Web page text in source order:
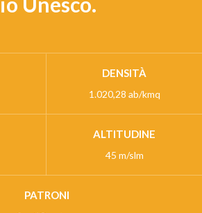
DENSITÀ
1.020,28 ab/kmq
ALTITUDINE
45 m/slm
PATRONI